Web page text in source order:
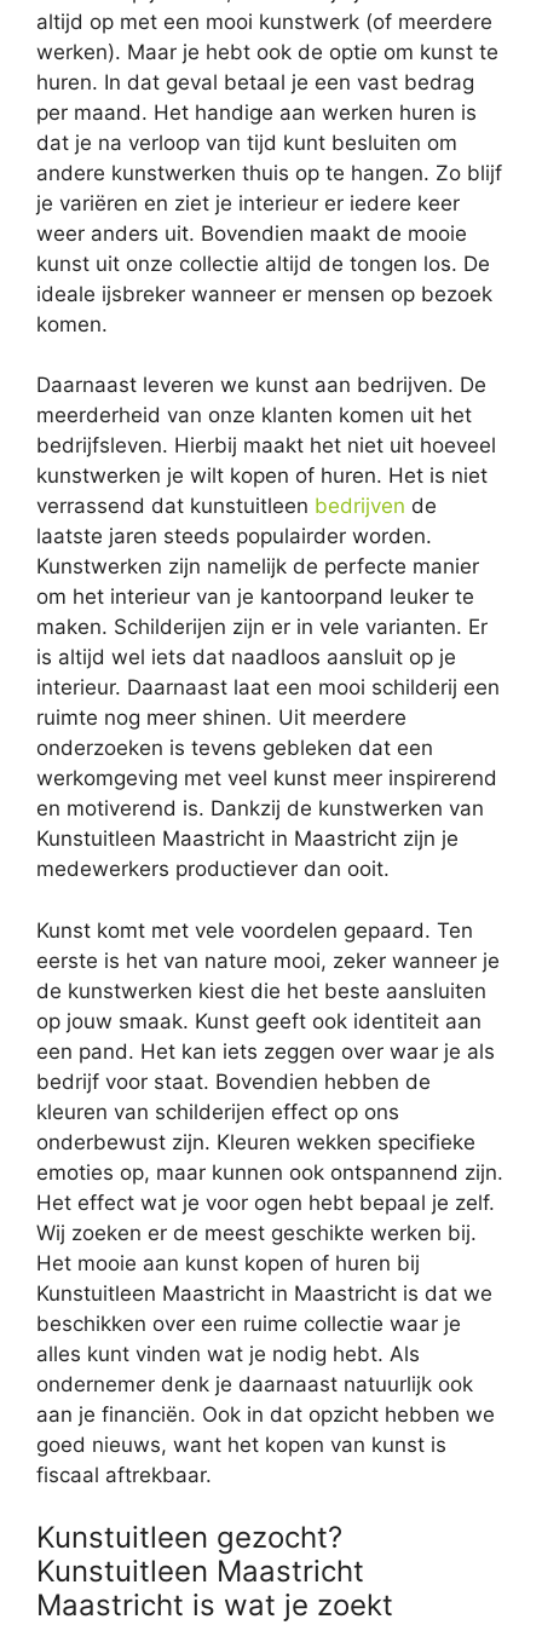
altijd op met een mooi kunstwerk (of meerdere
werken). Maar je hebt ook de optie om kunst te
huren. In dat geval betaal je een vast bedrag
per maand. Het handige aan werken huren is
dat je na verloop van tijd kunt besluiten om
andere kunstwerken thuis op te hangen. Zo blijf
je variëren en ziet je interieur er iedere keer
weer anders uit. Bovendien maakt de mooie
kunst uit onze collectie altijd de tongen los. De
ideale ijsbreker wanneer er mensen op bezoek
komen.
Daarnaast leveren we kunst aan bedrijven. De
meerderheid van onze klanten komen uit het
bedrijfsleven. Hierbij maakt het niet uit hoeveel
kunstwerken je wilt kopen of huren. Het is niet
verrassend dat kunstuitleen bedrijven de
laatste jaren steeds populairder worden.
Kunstwerken zijn namelijk de perfecte manier
om het interieur van je kantoorpand leuker te
maken. Schilderijen zijn er in vele varianten. Er
is altijd wel iets dat naadloos aansluit op je
interieur. Daarnaast laat een mooi schilderij een
ruimte nog meer shinen. Uit meerdere
onderzoeken is tevens gebleken dat een
werkomgeving met veel kunst meer inspirerend
en motiverend is. Dankzij de kunstwerken van
Kunstuitleen Maastricht in Maastricht zijn je
medewerkers productiever dan ooit.
Kunst komt met vele voordelen gepaard. Ten
eerste is het van nature mooi, zeker wanneer je
de kunstwerken kiest die het beste aansluiten
op jouw smaak. Kunst geeft ook identiteit aan
een pand. Het kan iets zeggen over waar je als
bedrijf voor staat. Bovendien hebben de
kleuren van schilderijen effect op ons
onderbewust zijn. Kleuren wekken specifieke
emoties op, maar kunnen ook ontspannend zijn.
Het effect wat je voor ogen hebt bepaal je zelf.
Wij zoeken er de meest geschikte werken bij.
Het mooie aan kunst kopen of huren bij
Kunstuitleen Maastricht in Maastricht is dat we
beschikken over een ruime collectie waar je
alles kunt vinden wat je nodig hebt. Als
ondernemer denk je daarnaast natuurlijk ook
aan je financiën. Ook in dat opzicht hebben we
goed nieuws, want het kopen van kunst is
fiscaal aftrekbaar.
Kunstuitleen gezocht?
Kunstuitleen Maastricht
Maastricht is wat je zoekt